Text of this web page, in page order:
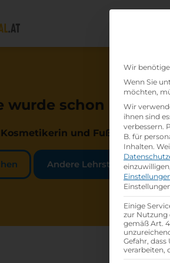
wurde schon besetzt!
und Fußpflegerin
Andere Lehrstelle suchen
Wir
Wenn Sie
möchten,
Wir
ihnen sind
verbessern.
B. für
Inhalten.
Einige
zur Nutzung
gemäß Art.
Gefahr,
verarbeiten,